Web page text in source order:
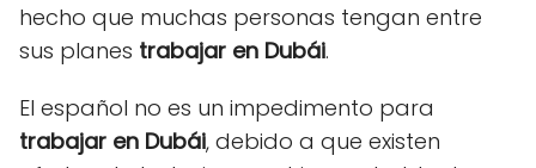
hecho que muchas personas tengan entre
sus planes trabajar en Dubái.
El español no es un impedimento para
trabajar en Dubái, debido a que existen